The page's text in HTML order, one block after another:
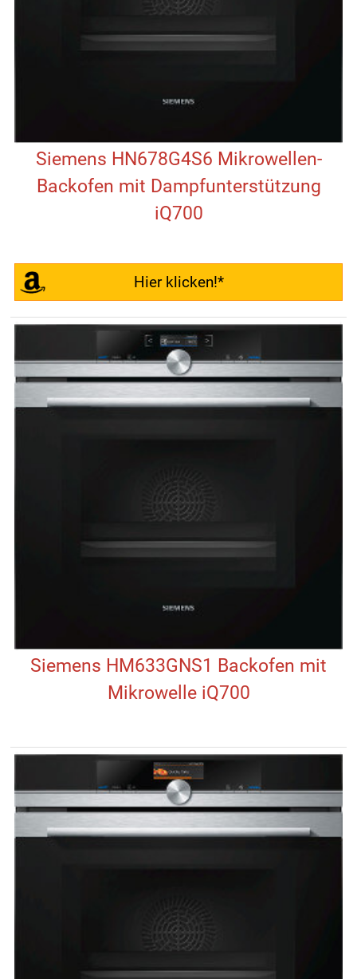
Siemens HN678G4S6 Mikrowellen-
Backofen mit Dampfunterstützung
iQ700
Hier klicken!*
Siemens HM633GNS1 Backofen mit
Mikrowelle iQ700